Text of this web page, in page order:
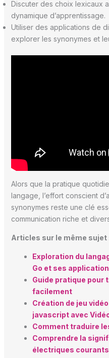
Discuter des choix lexicaux
dynamique d’apprentissage.
Utiliser des applications de
explorer les synonymes et
Alors que la pratique
langage, l’effort conscient
synonymes reste une clé
communication riche et
Articles sur le même sujet
Exploration du
Go et ses
Guide pratique pour
facilement
Création de jeu
javascript avec
Comment traduire
Comprendre la
électriques courants